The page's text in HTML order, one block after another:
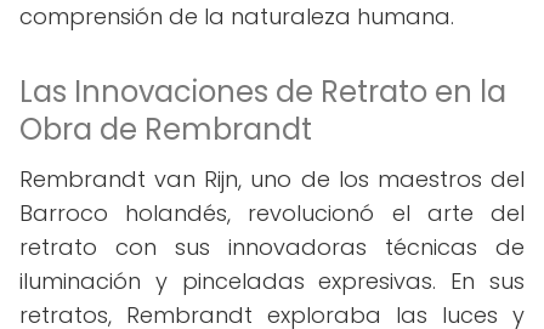
comprensión de la naturaleza humana.
Las Innovaciones de Retrato en la
Obra de Rembrandt
Rembrandt van Rijn, uno de los maestros del
Barroco holandés, revolucionó el arte del
retrato con sus innovadoras técnicas de
iluminación y pinceladas expresivas. En sus
retratos, Rembrandt exploraba las luces y